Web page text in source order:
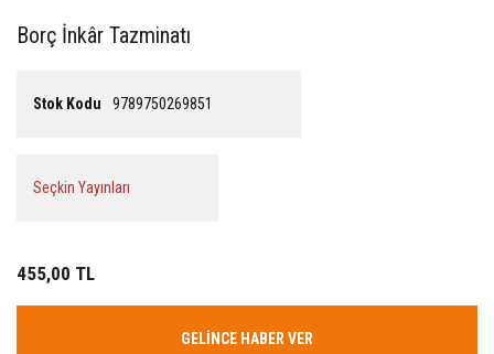
Borç İnkâr Tazminatı
Stok Kodu 9789750269851
Seçkin Yayınları
455,00 TL
GELİNCE HABER VER